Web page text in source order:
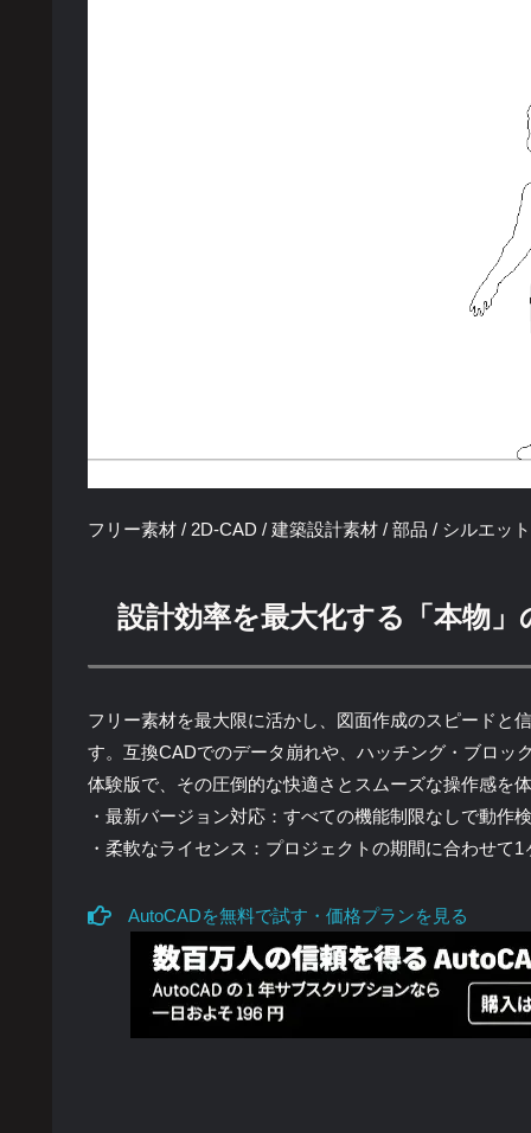
フリー素材 / 2D-CAD / 建築設計素材 / 部品 / シルエッ
設計効率を最大化する「本物」
フリー素材を最大限に活かし、図面作成のスピードと
す。互換CADでのデータ崩れや、ハッチング・ブロッ
体験版で、その圧倒的な快適さとスムーズな操作感を体
・最新バージョン対応：すべての機能制限なしで動作検
・柔軟なライセンス：プロジェクトの期間に合わせて1
AutoCADを無料で試す・価格プランを見る